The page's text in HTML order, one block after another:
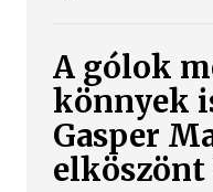
A gólok
könnyek
Gasper
elköszönt